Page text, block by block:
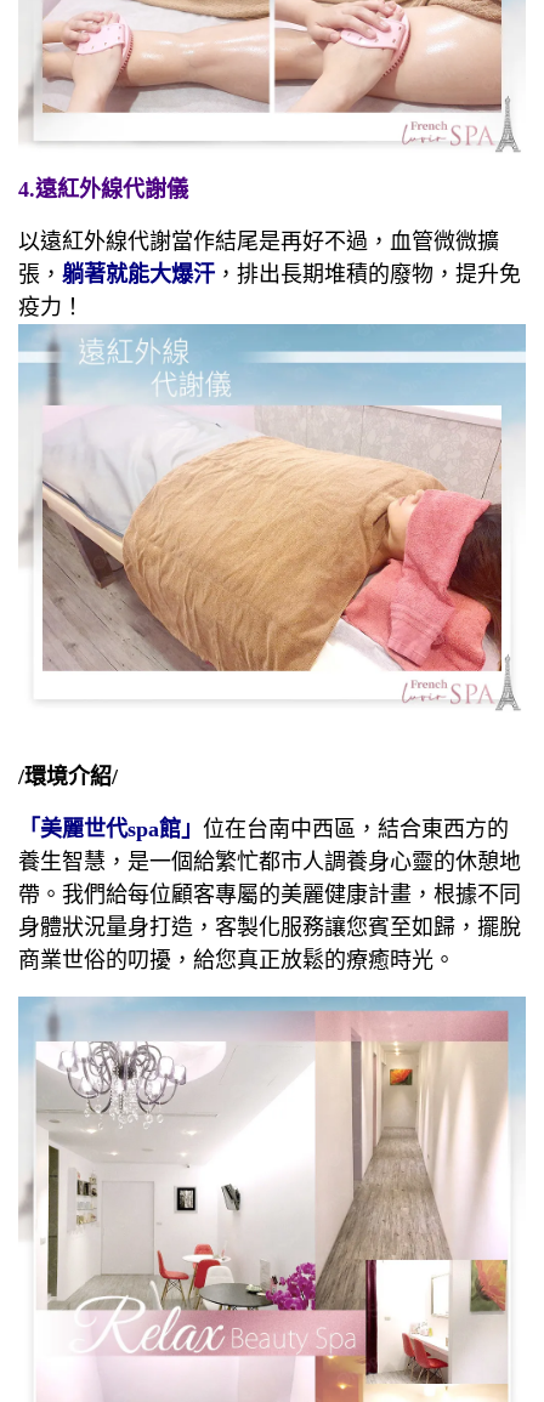
4.遠紅外線代謝儀
以遠紅外線代謝當作結尾是再好不過，血管微微擴
張， 躺著就能大爆汗 ，排出長期堆積的廢物，提升免
疫力！
/環境介紹/
「美麗世代spa館」 位在台南中西區，結合東西方的
養生智慧，是一個給繁忙都市人調養身心靈的休憩地
帶。我們給每位顧客專屬的美麗健康計畫，根據不同
身體狀況量身打造，客製化服務讓您賓至如歸，擺脫
商業世俗的叨擾，給您真正放鬆的療癒時光。